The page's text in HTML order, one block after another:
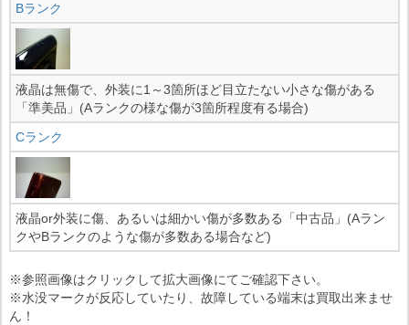
Bランク
液晶は無傷で、外装に1～3箇所ほど目立たない小さな傷がある
「準美品」(Aランクの様な傷が3箇所程度有る場合)
Cランク
液晶or外装に傷、あるいは細かい傷が多数ある「中古品」(Aラン
クやBランクのような傷が多数ある場合など)
※参照画像はクリックして拡大画像にてご確認下さい。
※水没マークが反応していたり、故障している端末は買取出来ませ
ん！